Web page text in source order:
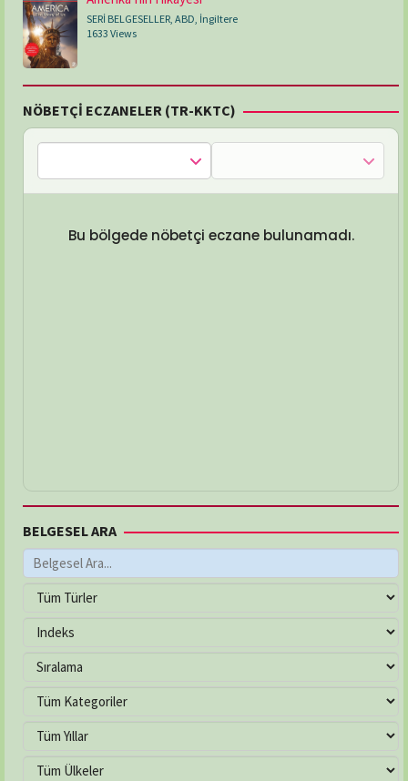
SERİ BELGESELLER ABD İngiltere
1633 Views
NÖBETÇİ ECZANELER (TR-KKTC)
Bu bölgede nöbetçi eczane bulunamadı.
BELGESEL ARA